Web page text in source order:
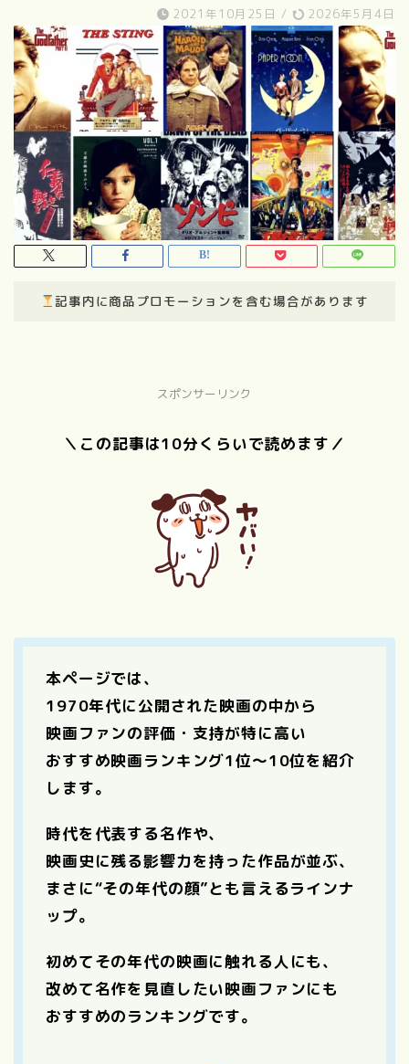
2021年10月25日 / 2026年5月4日
記事内に商品プロモーションを含む場合があります
スポンサーリンク
＼この記事は10分くらいで読めます／
本ページでは、
1970年代に公開された映画の中から
映画ファンの評価・支持が特に高い
おすすめ映画ランキング1位〜10位を紹介
します。
時代を代表する名作や、
映画史に残る影響力を持った作品が並ぶ、
まさに“その年代の顔”とも言えるラインナ
ップ。
初めてその年代の映画に触れる人にも、
改めて名作を見直したい映画ファンにも
おすすめのランキングです。